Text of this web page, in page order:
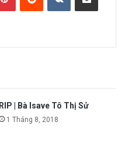
RIP | Bà Isave Tô Thị Sử
1 Tháng 8, 2018